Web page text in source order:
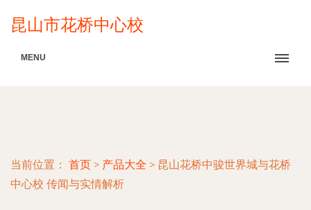
昆山市花桥中心校
MENU
当前位置： 首页 > 产品大全 > 昆山花桥中骏世界城与花桥
中心校 传闻与实情解析